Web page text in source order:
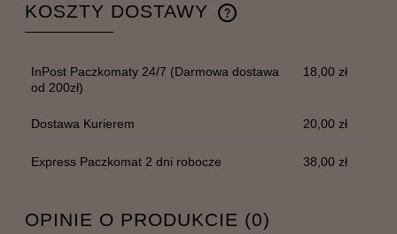
KOSZTY DOSTAWY
CENA NIE ZAWIERA EWENTUALNYCH KOSZTÓW
InPost Paczkomaty 24/7 (Darmowa dostawa
od 200zł)
18,00 zł
Dostawa Kurierem 20,00 zł
Express Paczkomat 2 dni robocze 38,00 zł
OPINIE O PRODUKCIE (0)